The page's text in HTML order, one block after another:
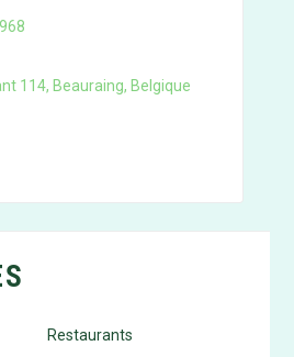
114, Beauraing, Belgique
Restaurants